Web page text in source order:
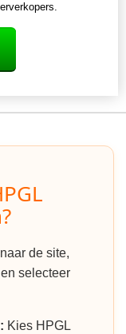
de site,
selecteer
Kies HPGL